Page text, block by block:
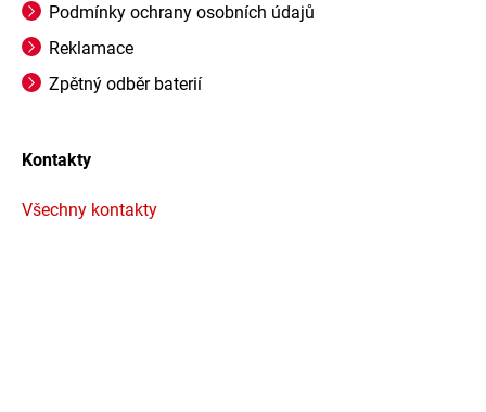
Podmínky ochrany osobních údajů
Reklamace
Zpětný odběr baterií
Kontakty
Všechny kontakty